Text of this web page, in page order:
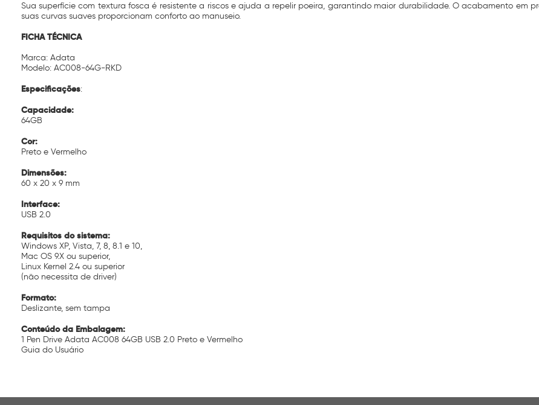
Sua superfície com textura fosca é resistente a riscos e ajuda a repelir poeira, garantindo maior durabilidade. O acabamento em
suas curvas suaves proporcionam conforto ao manuseio.
FICHA TÉCNICA
Marca: Adata
Modelo: AC008-64G-RKD
Especificações:
Capacidade:
64GB
Cor:
Preto e Vermelho
Dimensões:
60 x 20 x 9 mm
Interface:
USB 2.0
Requisitos do sistema:
Windows XP, Vista, 7, 8, 8.1 e 10,
Mac OS 9.X ou superior,
Linux Kernel 2.4 ou superior
(não necessita de driver)
Formato:
Deslizante, sem tampa
Conteúdo da Embalagem:
1 Pen Drive Adata AC008 64GB USB 2.0 Preto e Vermelho
Guia do Usuário